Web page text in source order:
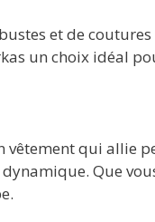
et de
un choix idéal
vêtement qui allie
Que